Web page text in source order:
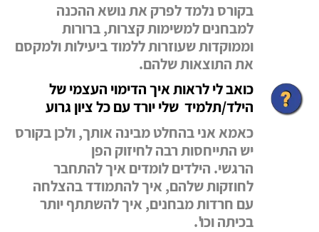
בקורס נלמד לפרק את נושא ההכנה
למבחנים למשימות קצרות, ברורות
וממוקדות שעוזרותללמוד ביעילות ולמקסם
את התוצאות שלהם.
כואב לי לראות איך הדימוי העצמי של
הילד/תלמיד שלי יורד עם כל ציון גרוע
כאמא אני בהחלט מבינה אותך, ולכן בקורס
יש התייחסות רבה לחיזוק הפן
הרגשי. הילדים לומדים איך להתחבר
לחוזקות שלהם, איך להתמודד בהצלחה
עם חרדות מבחנים, איך להשתתף יותר
בכיתה וכו'.